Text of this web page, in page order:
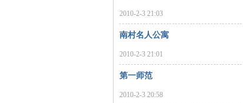
2010-2-3 21:03
南村名人公寓
2010-2-3 21:01
第一师范
2010-2-3 20:58